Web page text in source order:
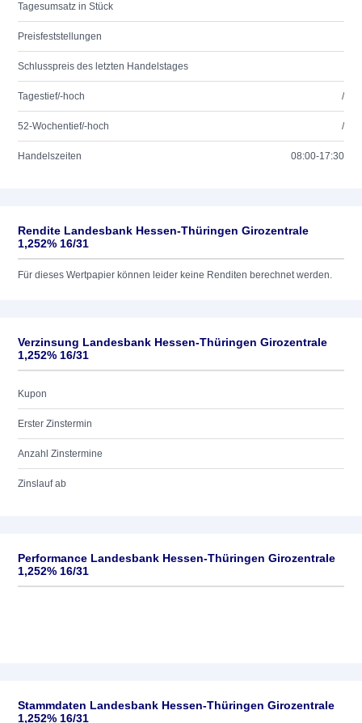
Tagesumsatz in Stück
Preisfeststellungen
Schlusspreis des letzten Handelstages
Tagestief/-hoch /
52-Wochentief/-hoch /
Handelszeiten 08:00-17:30
Rendite Landesbank Hessen-Thüringen Girozentrale
1,252% 16/31
Für dieses Wertpapier können leider keine Renditen berechnet werden.
Verzinsung Landesbank Hessen-Thüringen Girozentrale
1,252% 16/31
Kupon
Erster Zinstermin
Anzahl Zinstermine
Zinslauf ab
Performance Landesbank Hessen-Thüringen Girozentrale
1,252% 16/31
Stammdaten Landesbank Hessen-Thüringen Girozentrale
1,252% 16/31